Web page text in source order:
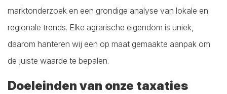
marktonderzoek en een grondige analyse van lokale en
regionale trends. Elke agrarische eigendom is uniek,
daarom hanteren wij een op maat gemaakte aanpak om
de juiste waarde te bepalen.
Doeleinden van onze taxaties